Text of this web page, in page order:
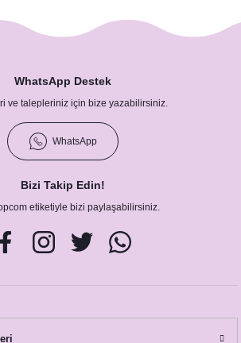
Konsept Hashtag / Masa Üstü İsim Kartları
12,50 TL
WhatsApp Destek
ve talepleriniz için bize yazabilirsiniz.
WhatsApp
Bizi Takip Edin!
etiketiyle bizi paylaşabilirsiniz.